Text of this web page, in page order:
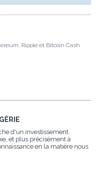
Ripple et Bitcoin Cash
d'un investissement
et plus précisément à
en la matière nous